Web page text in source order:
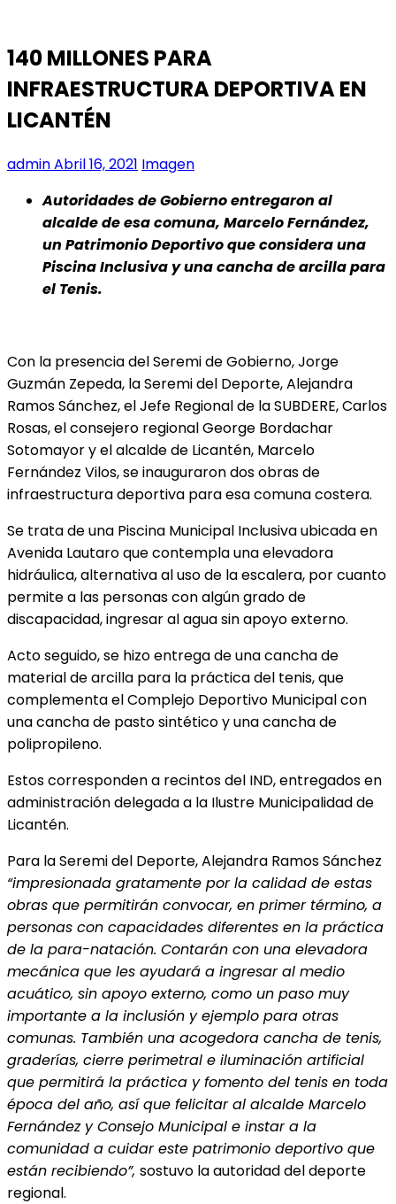
140 MILLONES PARA
INFRAESTRUCTURA DEPORTIVA EN
LICANTÉN
adminAbril 16, 2021 Imagen
Autoridades de Gobierno entregaron al
alcalde de esa comuna, Marcelo Fernández,
un Patrimonio Deportivo que considera una
Piscina Inclusiva y una cancha de arcilla para
el Tenis.
Con la presencia del Seremi de Gobierno, Jorge
Guzmán Zepeda, la Seremi del Deporte, Alejandra
Ramos Sánchez, el Jefe Regional de la SUBDERE, Carlos
Rosas, el consejero regional George Bordachar
Sotomayor y el alcalde de Licantén, Marcelo
Fernández Vilos, se inauguraron dos obras de
infraestructura deportiva para esa comuna costera.
Se trata de una Piscina Municipal Inclusiva ubicada en
Avenida Lautaro que contempla una elevadora
hidráulica, alternativa al uso de la escalera, por cuanto
permite a las personas con algún grado de
discapacidad, ingresar al agua sin apoyo externo.
Acto seguido, se hizo entrega de una cancha de
material de arcilla para la práctica del tenis, que
complementa el Complejo Deportivo Municipal con
una cancha de pasto sintético y una cancha de
polipropileno.
Estos corresponden a recintos del IND, entregados en
administración delegada a la Ilustre Municipalidad de
Licantén.
Para la Seremi del Deporte, Alejandra Ramos Sánchez
“impresionada gratamente por la calidad de estas
obras que permitirán convocar, en primer término, a
personas con capacidades diferentes en la práctica
de la para-natación. Contarán con una elevadora
mecánica que les ayudará a ingresar al medio
acuático, sin apoyo externo, como un paso muy
importante a la inclusión y ejemplo para otras
comunas. También una acogedora cancha de tenis,
graderías, cierre perimetral e iluminación artificial
que permitirá la práctica y fomento del tenis en toda
época del año, así que felicitar al alcalde Marcelo
Fernández y Consejo Municipal e instar a la
comunidad a cuidar este patrimonio deportivo que
están recibiendo”, sostuvo la autoridad del deporte
regional.